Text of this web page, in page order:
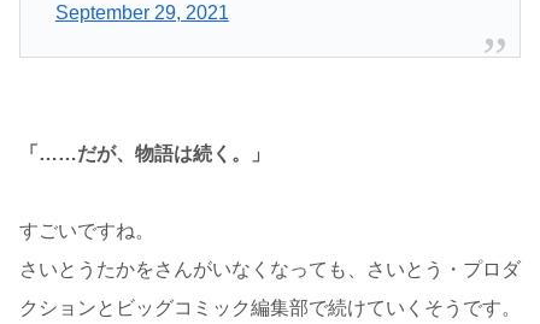
September 29, 2021
「……だが、物語は続く。」
すごいですね。
さいとうたかをさんがいなくなっても、さいとう・プロダ
クションとビッグコミック編集部で続けていくそうです。